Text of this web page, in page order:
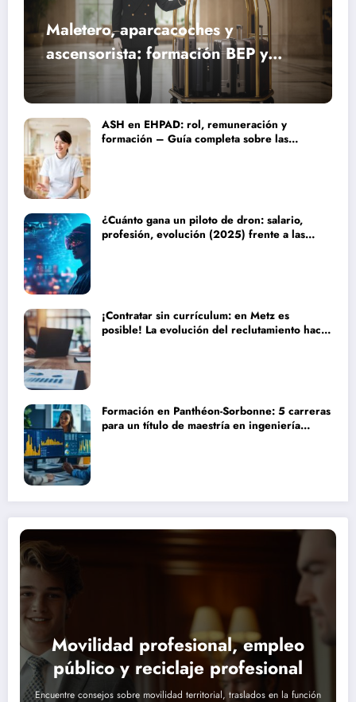
Maletero, aparcacoches y
ascensorista: formación BEP y
requisitos para trabajar fines de
semana en establecimientos de lujo
ASH en EHPAD: rol, remuneración y
formación – Guía completa sobre las
¿Cuánto gana un piloto de dron: salario,
profesión, evolución (2025) frente a las
¡Contratar sin currículum: en Metz es
posible! La evolución del reclutamiento hacia
Formación en Panthéon-Sorbonne: 5 carreras
para un título de maestría en ingeniería
Movilidad profesional, empleo
público y reciclaje profesional
Encuentre consejos sobre movilidad territorial, traslados en la función